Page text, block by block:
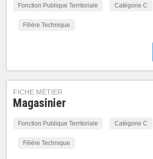
Fonction Publique Territoriale Catégorie C
Filière Technique
FICHE MÉTIER
Magasinier
Fonction Publique Territoriale Catégorie C
Filière Technique